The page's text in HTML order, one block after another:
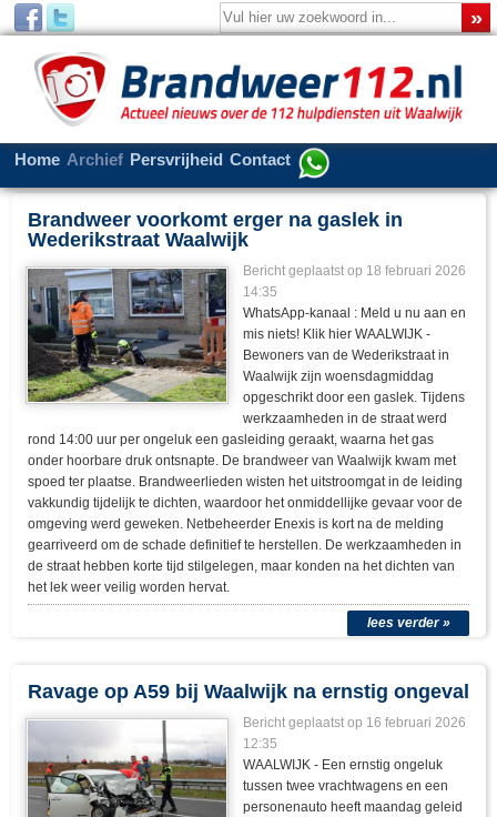
Home Archief Persvrijheid Contact
Brandweer voorkomt erger na gaslek in
Wederikstraat Waalwijk
Bericht geplaatst op 18 februari 2026
14:35
WhatsApp-kanaal : Meld u nu aan en
mis niets! Klik hier WAALWIJK -
Bewoners van de Wederikstraat in
Waalwijk zijn woensdagmiddag
opgeschrikt door een gaslek. Tijdens
werkzaamheden in de straat werd
rond 14:00 uur per ongeluk een gasleiding geraakt, waarna het gas
onder hoorbare druk ontsnapte. De brandweer van Waalwijk kwam met
spoed ter plaatse. Brandweerlieden wisten het uitstroomgat in de leiding
vakkundig tijdelijk te dichten, waardoor het onmiddellijke gevaar voor de
omgeving werd geweken. Netbeheerder Enexis is kort na de melding
gearriveerd om de schade definitief te herstellen. De werkzaamheden in
de straat hebben korte tijd stilgelegen, maar konden na het dichten van
het lek weer veilig worden hervat.
lees verder »
Ravage op A59 bij Waalwijk na ernstig ongeval
Bericht geplaatst op 16 februari 2026
12:35
WAALWIJK - Een ernstig ongeluk
tussen twee vrachtwagens en een
personenauto heeft maandag geleid